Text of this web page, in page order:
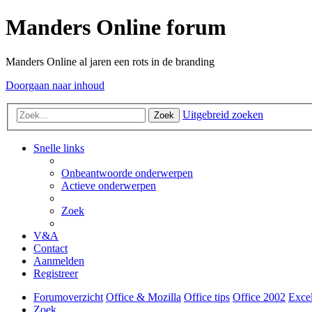
Manders Online forum
Manders Online al jaren een rots in de branding
Doorgaan naar inhoud
Zoek Uitgebreid zoeken
Snelle links
Onbeantwoorde onderwerpen
Actieve onderwerpen
Zoek
V&A
Contact
Aanmelden
Registreer
Forumoverzicht Office & Mozilla Office tips Office 2002